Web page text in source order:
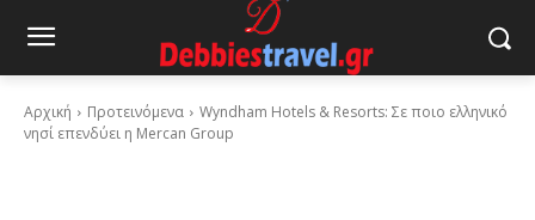
Αρχική Προτεινόμενα
Wyndham Hotels & Resorts: Σε ποιο ελληνικό
νησί επενδύει η Mercan Group